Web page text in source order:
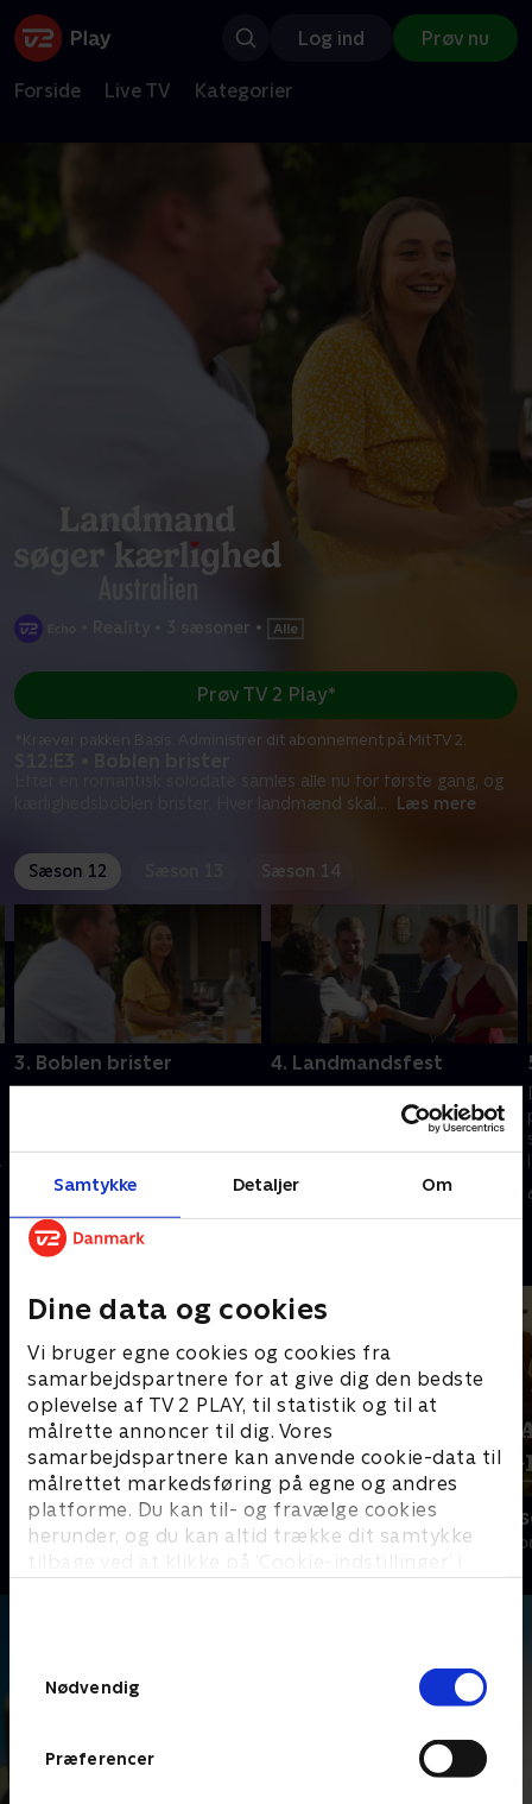
Samtykke Detaljer Om
Dine data og cookies
Vi bruger egne cookies og cookies fra
samarbejdspartnere for at give dig den bedste
oplevelse af TV 2 PLAY, til statistik og til at
målrette annoncer til dig. Vores
samarbejdspartnere kan anvende cookie-data til
målrettet markedsføring på egne og andres
platforme. Du kan til- og fravælge cookies
herunder, og du kan altid trække dit samtykke
tilbage ved at klikke på ’Cookie-indstillinger’ i
Nødvendig
Præferencer
Log ind Prøv nu
Forside Live TV Kategorier
3 sæsoner •
Efter en romantisk solodate samles alle nu for første gang, og
kærlighedsboblen brister. Hver landmænd skal ... Læs mere
Prøv TV 2 Play*
*Kræver pakken Basis. Administrer dit abonnement på Mit TV 2.
Sæson 12 Sæson 14
3. Boblen brister
nu tage de første svære
23. marts 2024 • 63 min
4. Landmandsfest
landmandsfest, hvor der bliver
landmændene beslutte, hvem
30. marts 2024 • 61 min
Andre så også
Landmand søger kærlighed
Reality • 13 sæsoner
Landmand
Reality • 2